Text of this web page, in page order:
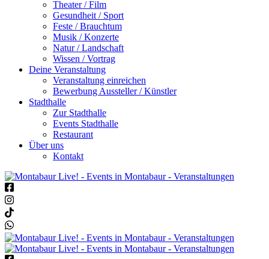
Theater / Film
Gesundheit / Sport
Feste / Brauchtum
Musik / Konzerte
Natur / Landschaft
Wissen / Vortrag
Deine Veranstaltung
Veranstaltung einreichen
Bewerbung Aussteller / Künstler
Stadthalle
Zur Stadthalle
Events Stadthalle
Restaurant
Über uns
Kontakt